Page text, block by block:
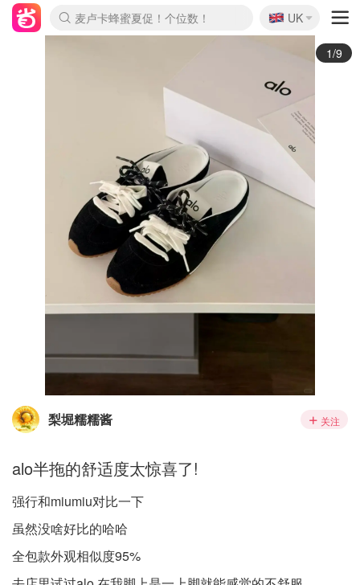
Prada/Miu 4.8折！
🇬🇧
UK
2/9
梨堀糯糯酱 关注
alo半拖的舒适度太惊喜了!
强行和miumiu对比一下
虽然没啥好比的哈哈
全包款外观相似度95%